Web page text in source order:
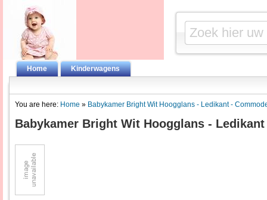
Home Kinderwagens
You are here: Home » Babykamer Bright Wit Hoogglans - Ledikant -
Babykamer Bright Wit Hoogglans -